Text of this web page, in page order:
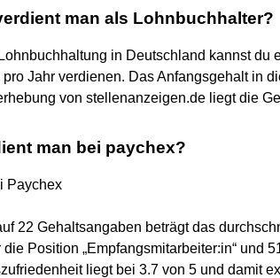
man als Lohnbuchhalter?
in Deutschland kannst du
Jahr verdienen. Das Anfangsgehalt in
von stellenanzeigen.de liegt die
man bei paychex?
Paychex
22 Gehaltsangaben beträgt das
die Position „Empfangsmitarbeiter:in“ und
liegt bei 3.7 von 5 und damit